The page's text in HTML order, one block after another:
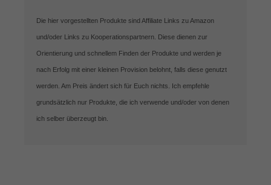
Die hier vorgestellten Produkte sind Affiliate Links zu Amazon
und/oder Links zu Kooperationspartnern. Diese dienen zur
Orientierung und schnellem Finden der Produkte und werden je
nach Erfolg mit einer kleinen Provision belohnt, falls diese genutzt
werden. Am Preis ändert sich für Euch nichts. Ich empfehle
grundsätzlich nur Produkte, die ich verwende und/oder von denen
ich selber überzeugt bin.